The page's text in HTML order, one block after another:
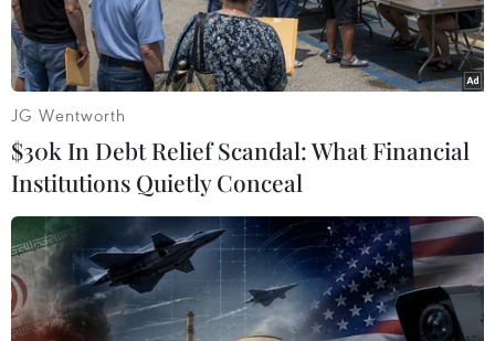
Chiếc xe tải gây án tại khu chợ Giáng Sinh ở Berlin ngày 19/12.
JG Wentworth
$30k In Debt Relief Scandal: What Financial
Institutions Quietly Conceal